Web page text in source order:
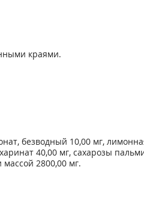
краями.
безводный 10,00 мг,
40,00 мг, сахарозы
2800,00 мг.